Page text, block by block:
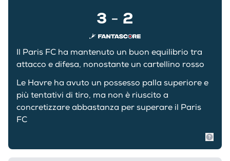
3 - 2
Il Paris FC ha mantenuto un buon equilibrio tra
attacco e difesa, nonostante un cartellino rosso
Le Havre ha avuto un possesso palla superiore e
più tentativi di tiro, ma non è riuscito a
concretizzare abbastanza per superare il Paris
FC